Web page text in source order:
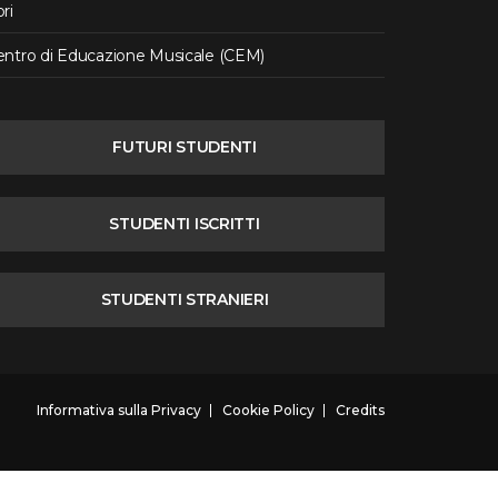
di Educazione Musicale (CEM)
FUTURI STUDENTI
STUDENTI ISCRITTI
STUDENTI STRANIERI
Informativa sulla Privacy Cookie Policy Credits